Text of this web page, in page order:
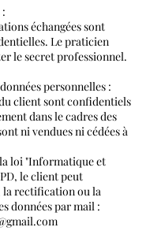
échangées sont
Le praticien
le secret professionnel.
personnelles :
client sont confidentiels
dans le cadres des
ni vendues ni cédées à
loi "Informatique et
le client peut
la rectification ou la
données par mail :